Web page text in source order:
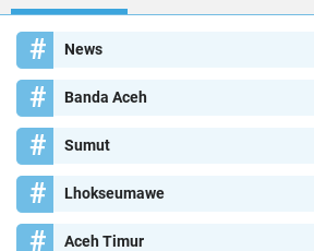
News
Banda Aceh
Sumut
Lhokseumawe
Aceh Timur